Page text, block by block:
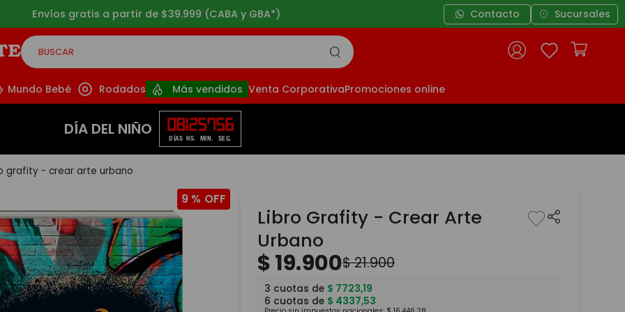
3 cuotas sin interés a partir de $49.999 Contacto Sucursales
BUSCAR
Mundo Bebé Rodados Más vendidos Venta CorporativaPromociones online
DÍA DEL NIÑO 08
DÍAS
12
HS.
57
MIN.
55
SEG.
grafity - crear arte urbano
9 %
Libro Grafity - Crear Arte
Urbano
$19.900$21.900
3 cuotas de $ 7723,19
6 cuotas de $ 4337,53